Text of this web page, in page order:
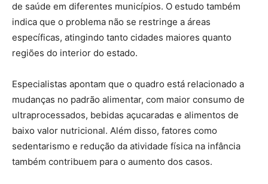
de saúde em diferentes municípios. O estudo também
indica que o problema não se restringe a áreas
específicas, atingindo tanto cidades maiores quanto
regiões do interior do estado.
Especialistas apontam que o quadro está relacionado a
mudanças no padrão alimentar, com maior consumo de
ultraprocessados, bebidas açucaradas e alimentos de
baixo valor nutricional. Além disso, fatores como
sedentarismo e redução da atividade física na infância
também contribuem para o aumento dos casos.